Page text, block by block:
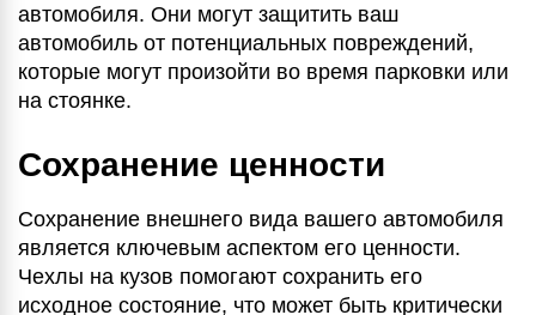
автомобиля. Они могут защитить ваш
автомобиль от потенциальных повреждений,
которые могут произойти во время парковки или
на стоянке.
Сохранение ценности
Сохранение внешнего вида вашего автомобиля
является ключевым аспектом его ценности.
Чехлы на кузов помогают сохранить его
исходное состояние, что может быть критически